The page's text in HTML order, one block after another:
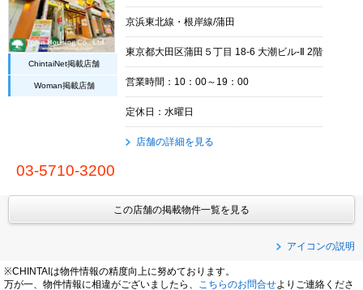
ChintaiNet掲載店舗
Woman掲載店舗
京浜東北線・根岸線/蒲田
東京都大田区蒲田５丁目 18-6 大潮ビル-Ⅱ 2階
営業時間：10：00～19：00
定休日：水曜日
店舗の詳細を見る
03-5710-3200
この店舗の掲載物件一覧を見る
アイコンの説明
※CHINTAIは物件情報の精度向上に努めております。
万が一、物件情報に相違がございましたら、
こちらのお問合せよりご連絡くださ